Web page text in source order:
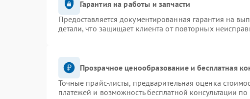
Гарантия на работы и запчасти
Предоставляется документированная гарантия на
детали, что защищает клиента от повторных
Прозрачное ценообразование и бесплатная
Точные прайс-листы, предварительная оценка
платежей и возможность бесплатной консультации